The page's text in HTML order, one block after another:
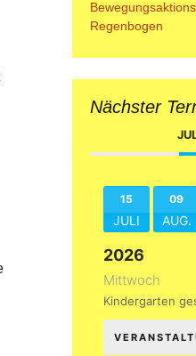
Regenbogen
Nächster
15
JULI
09
AUG.
2026
Mittwoch
Kindergarten